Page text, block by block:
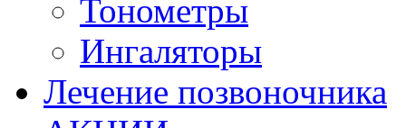
Тонометры
Ингаляторы
Лечение позвоночника